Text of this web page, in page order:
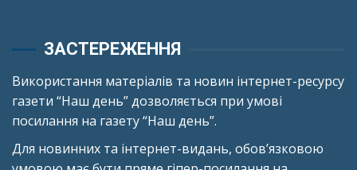
ЗАСТЕРЕЖЕННЯ
Використання матеріалів та новин інтернет-ресурсу
газети “Наш день” дозволяється при умові
посилання на газету “Наш день”.
Для новинних та інтернет-видань, обов’язковою